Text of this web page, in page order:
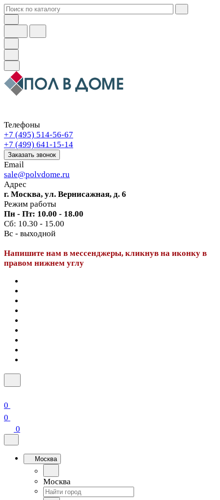
Телефоны
+7 (495) 514-56-67
+7 (499) 641-15-14
Заказать звонок
Email
sale@polvdome.ru
Адрес
г. Москва, ул. Вернисажная, д. 6
Режим работы
Пн - Пт: 10.00 - 18.00
Сб: 10.30 - 15.00
Вс - выходной
Напишите нам в мессенджеры, кликнув на иконку в
правом нижнем углу
0
0
0
Москва
Москва